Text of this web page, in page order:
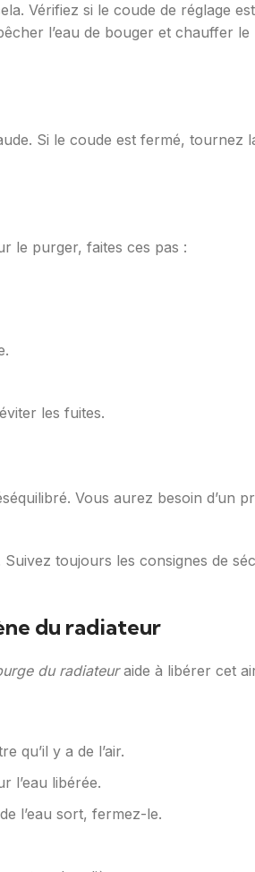
Vérifiez si le coude de réglage
l’eau de bouger et chauffer
Si le coude est fermé, tournez
le purger, faites ces pas :
les fuites.
Vous aurez besoin d’un
toujours les consignes de
du radiateur
du radiateuraide à libérer cet
qu’il y a de l’air.
l’eau libérée.
l’eau sort, fermez-le.